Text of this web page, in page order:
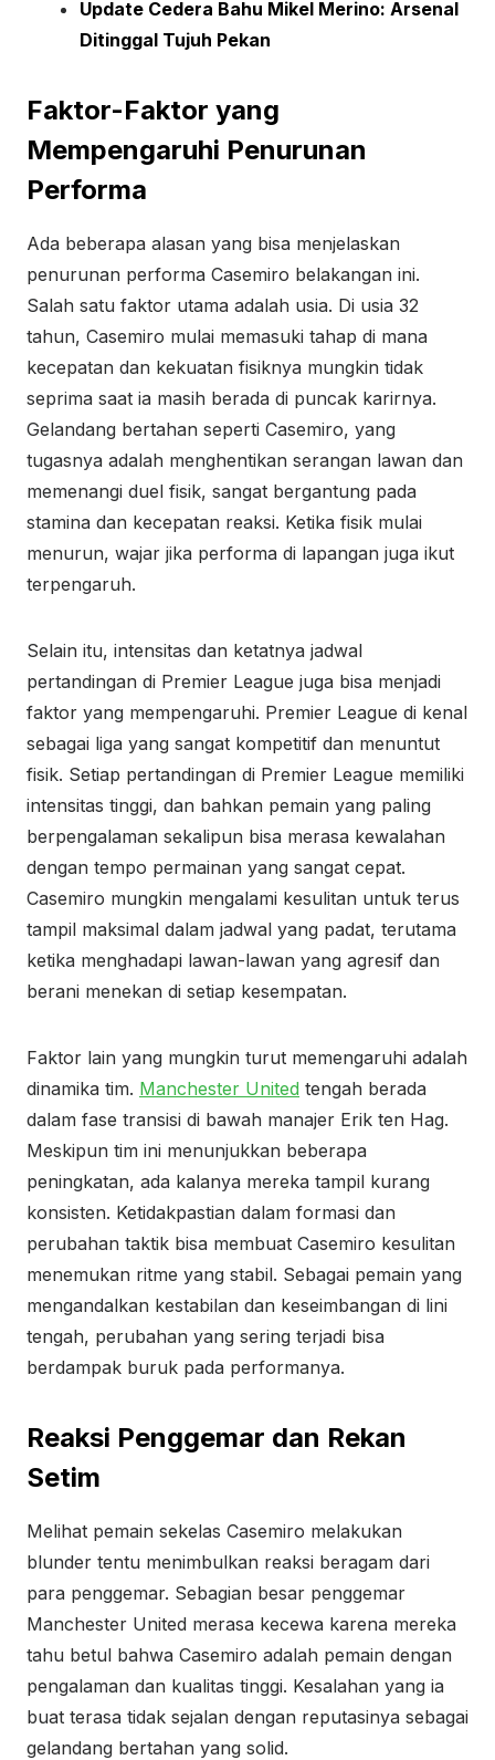
Update Cedera Bahu Mikel Merino: Arsenal
Ditinggal Tujuh Pekan
Faktor-Faktor yang
Mempengaruhi Penurunan
Performa
Ada beberapa alasan yang bisa menjelaskan
penurunan performa Casemiro belakangan ini.
Salah satu faktor utama adalah usia. Di usia 32
tahun, Casemiro mulai memasuki tahap di mana
kecepatan dan kekuatan fisiknya mungkin tidak
seprima saat ia masih berada di puncak karirnya.
Gelandang bertahan seperti Casemiro, yang
tugasnya adalah menghentikan serangan lawan dan
memenangi duel fisik, sangat bergantung pada
stamina dan kecepatan reaksi. Ketika fisik mulai
menurun, wajar jika performa di lapangan juga ikut
terpengaruh.
Selain itu, intensitas dan ketatnya jadwal
pertandingan di Premier League juga bisa menjadi
faktor yang mempengaruhi. Premier League di kenal
sebagai liga yang sangat kompetitif dan menuntut
fisik. Setiap pertandingan di Premier League memiliki
intensitas tinggi, dan bahkan pemain yang paling
berpengalaman sekalipun bisa merasa kewalahan
dengan tempo permainan yang sangat cepat.
Casemiro mungkin mengalami kesulitan untuk terus
tampil maksimal dalam jadwal yang padat, terutama
ketika menghadapi lawan-lawan yang agresif dan
berani menekan di setiap kesempatan.
Faktor lain yang mungkin turut memengaruhi adalah
dinamika tim. Manchester United tengah berada
dalam fase transisi di bawah manajer Erik ten Hag.
Meskipun tim ini menunjukkan beberapa
peningkatan, ada kalanya mereka tampil kurang
konsisten. Ketidakpastian dalam formasi dan
perubahan taktik bisa membuat Casemiro kesulitan
menemukan ritme yang stabil. Sebagai pemain yang
mengandalkan kestabilan dan keseimbangan di lini
tengah, perubahan yang sering terjadi bisa
berdampak buruk pada performanya.
Reaksi Penggemar dan Rekan
Setim
Melihat pemain sekelas Casemiro melakukan
blunder tentu menimbulkan reaksi beragam dari
para penggemar. Sebagian besar penggemar
Manchester United merasa kecewa karena mereka
tahu betul bahwa Casemiro adalah pemain dengan
pengalaman dan kualitas tinggi. Kesalahan yang ia
buat terasa tidak sejalan dengan reputasinya sebagai
gelandang bertahan yang solid.